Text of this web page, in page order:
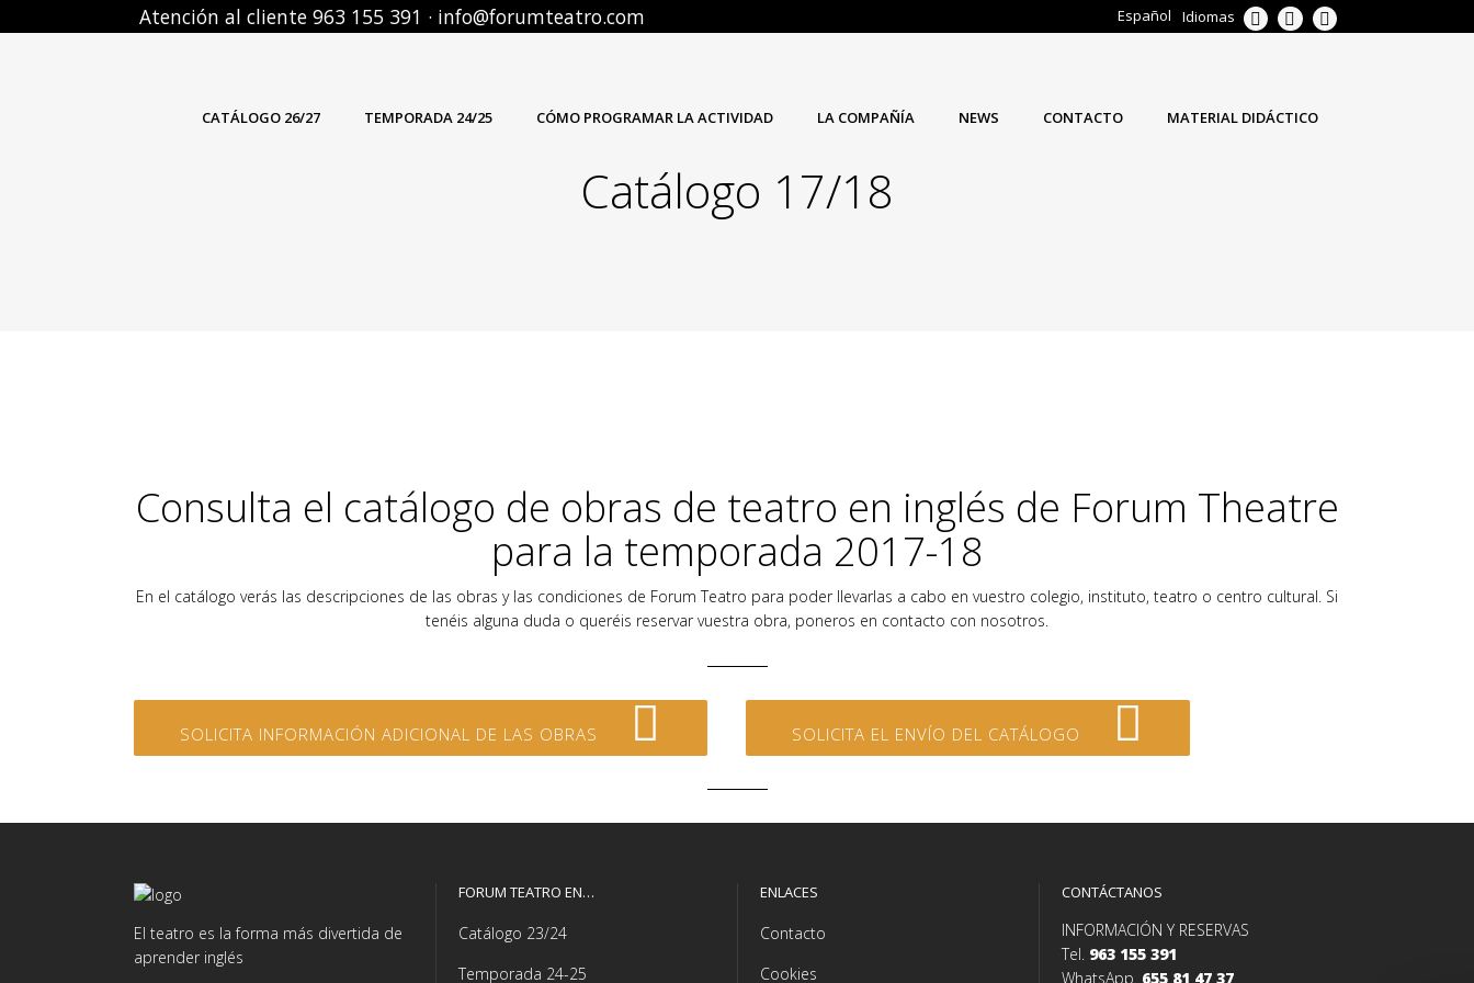
Atención al cliente 963 155 391 · info@forumteatro.com Idiomas
Español
CATÁLOGO 26/27 TEMPORADA 24/25 CÓMO PROGRAMAR LA ACTIVIDAD LA COMPAÑÍA NEWS CONTACTO MATERIAL DIDÁCTICO
Catálogo 17/18
Consulta el catálogo de obras de teatro en inglés de Forum Theatre
para la temporada 2017-18
En el catálogo verás las descripciones de las obras y las condiciones de Forum Teatro para poder llevarlas a cabo en vuestro colegio, instituto, teatro o centro cultural. Si
tenéis alguna duda o queréis reservar vuestra obra, poneros en contacto con nosotros.
SOLICITA INFORMACIÓN ADICIONAL DE LAS OBRAS SOLICITA EL ENVÍO DEL CATÁLOGO
El teatro es la forma más divertida de
aprender inglés
FORUM TEATRO EN…
Catálogo 23/24
Temporada 24-25
ENLACES
Contacto
Cookies
CONTÁCTANOS
INFORMACIÓN Y RESERVAS
Tel. 963 155 391
WhatsApp. 655 81 47 37